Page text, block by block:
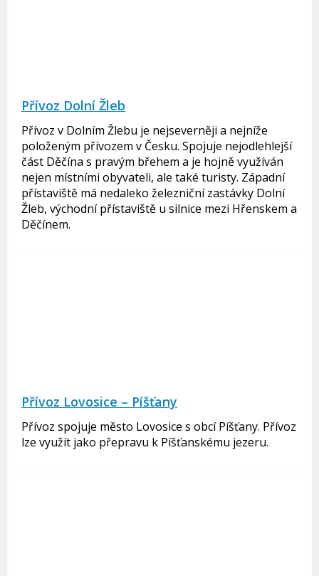
Přívoz Dolní Žleb
Přívoz v Dolním Žlebu je nejseverněji a nejníže
položeným přívozem v Česku. Spojuje nejodlehlejší
část Děčína s pravým břehem a je hojně využíván
nejen místními obyvateli, ale také turisty. Západní
přístaviště má nedaleko železniční zastávky Dolní
Žleb, východní přístaviště u silnice mezi Hřenskem a
Děčínem.
Přívoz Lovosice – Píšťany
Přívoz spojuje město Lovosice s obcí Píšťany. Přívoz
lze využít jako přepravu k Píšťanskému jezeru.